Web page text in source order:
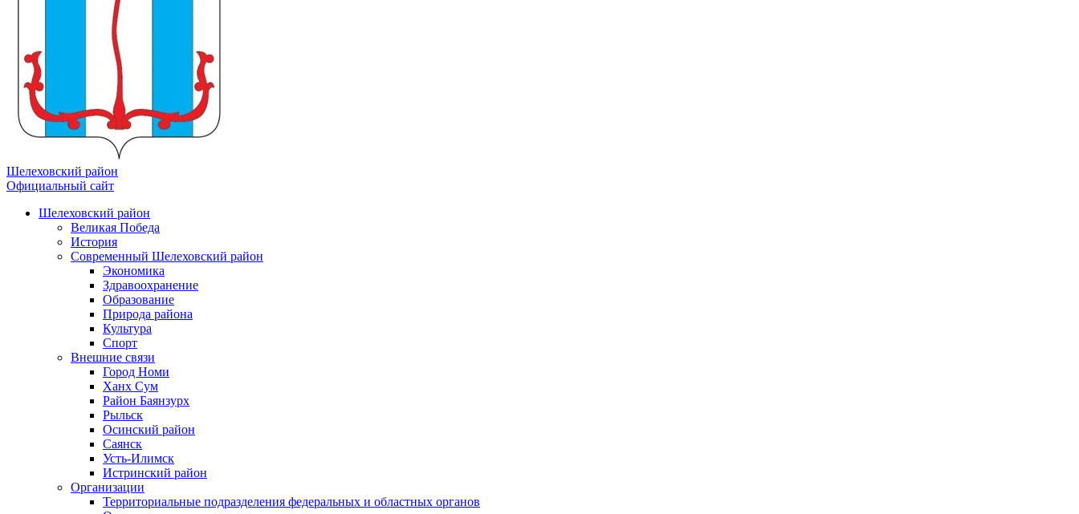
Шелеховский район
Официальный сайт
Шелеховский район
Великая Победа
История
Современный Шелеховский район
Экономика
Здравоохранение
Образование
Природа района
Культура
Спорт
Внешние связи
Город Номи
Ханх Сум
Район Баянзурх
Рыльск
Осинский район
Саянск
Усть-Илимск
Истринский район
Организации
Территориальные подразделения федеральных и областных органов